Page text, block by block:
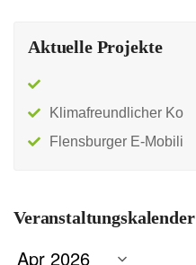
Aktuelle Projekte
Klimafreundlicher Ko
Flensburger E-Mobili
Veranstaltungskalender